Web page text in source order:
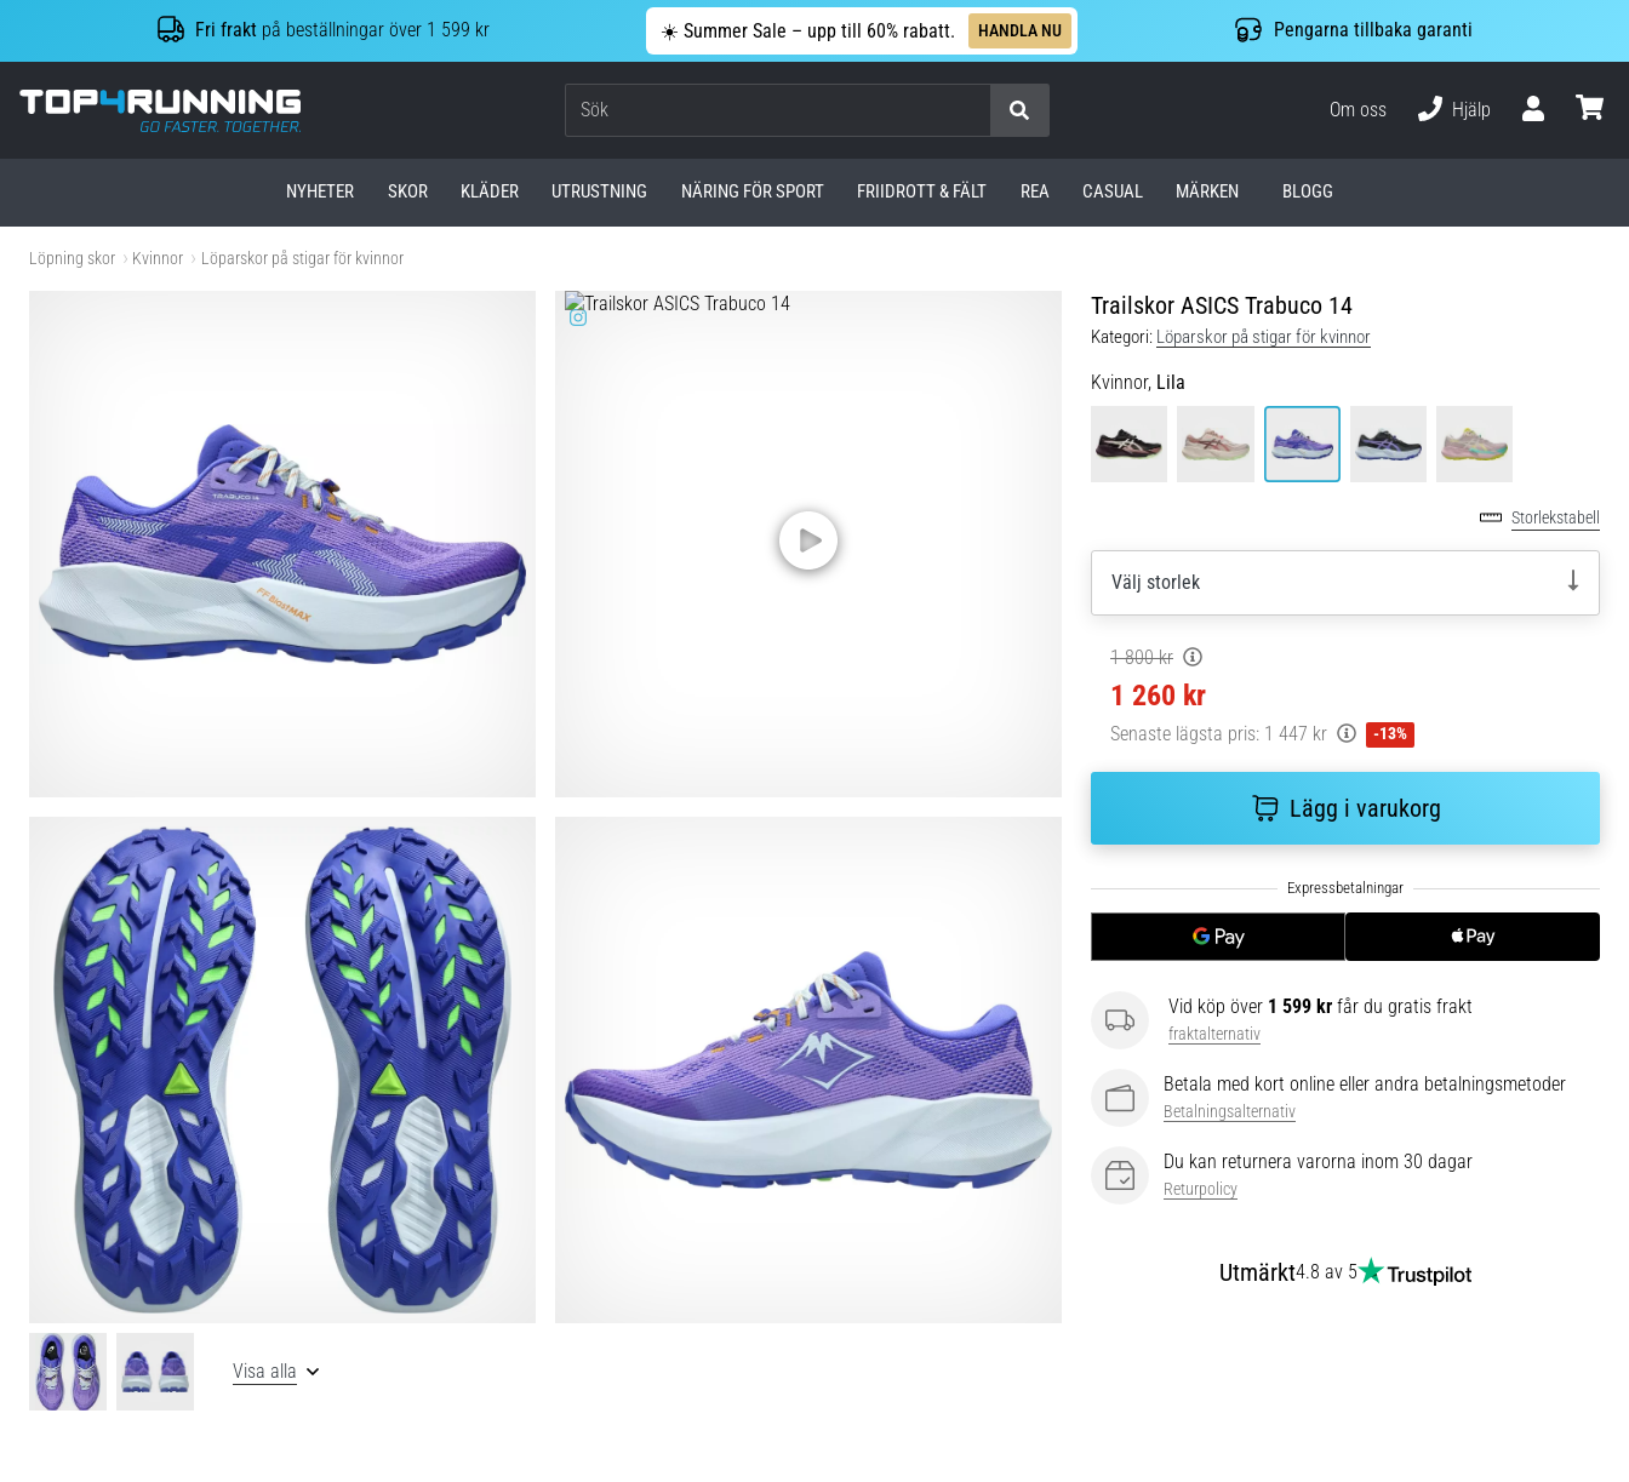
Fri frakt på beställningar över 1 599 kr ☀️ Summer Sale – upp till 60% rabatt. HANDLA NU Pengarna tillbaka garanti
Top4Running.se
Om oss
Hjälp
NYHETER SKOR KLÄDER UTRUSTNING NÄRING FÖR SPORT FRIIDROTT & FÄLT REA CASUAL MÄRKEN BLOGG
Löpning skor Kvinnor Löparskor på stigar för kvinnor
Trailskor ASICS Trabuco 14
Kategori: Löparskor på stigar för kvinnor
Kvinnor, Lila
Storlekstabell
Välj storlek
1 800 kr
1 260 kr
Senaste lägsta pris: 1 447 kr -13%
Lägg i varukorg
Vid köp över 1 599 kr får du gratis frakt
fraktalternativ
Betala med kort online eller andra betalningsmetoder
Betalningsalternativ
Du kan returnera varorna inom 30 dagar
Returpolicy
Utmärkt4.8 av 5
Visa alla